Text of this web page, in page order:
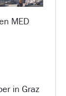
MED
in Graz